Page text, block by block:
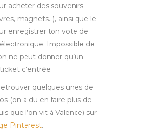
acheter des souvenirs
magnets…), ainsi que le
enregistrer ton vote de
Impossible de
ne peut donner qu’un
d’entrée.
quelques unes de
(on a du en faire plus de
que l’on vit à Valence) sur
Pinterest.